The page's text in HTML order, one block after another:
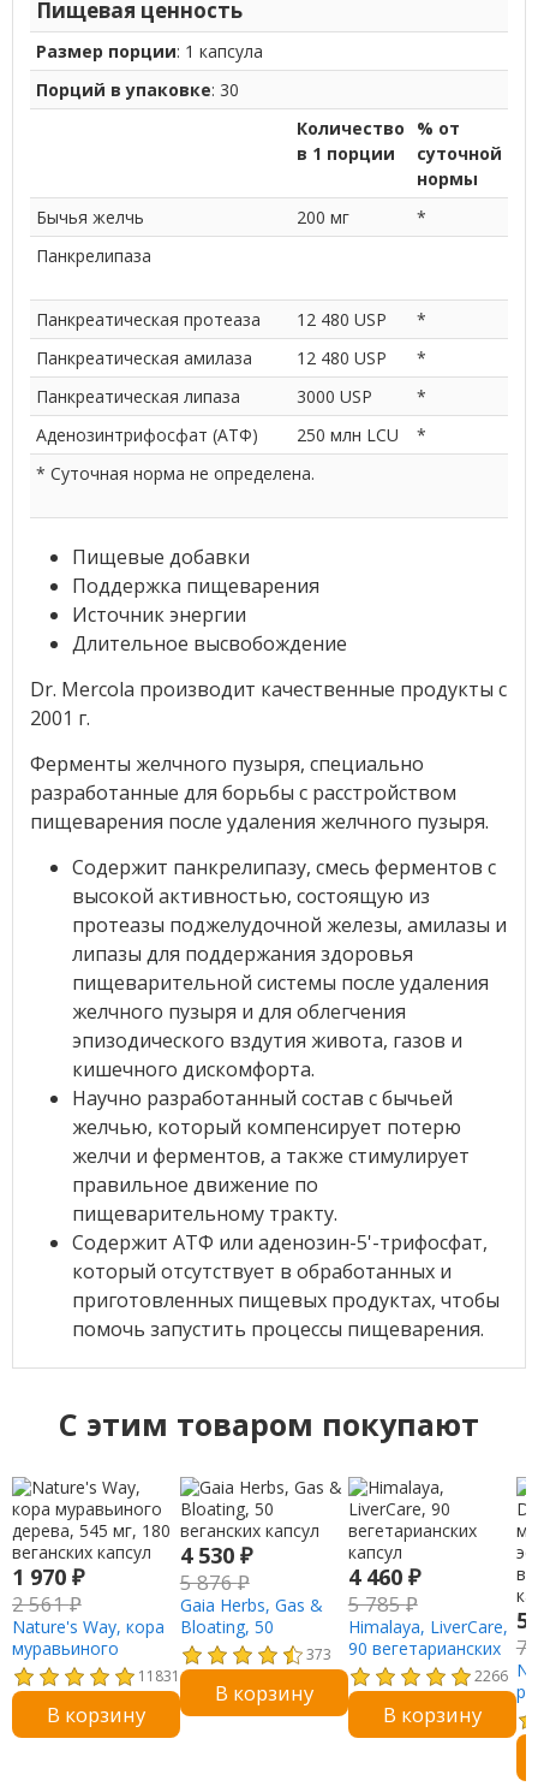
Пищевая ценность
Размер порции: 1 капсула
Порций в упаковке: 30
Количество
в 1 порции
% от
суточной
нормы
Бычья желчь
200 мг
*
Панкрелипаза
Панкреатическая протеаза 12 480 USP
*
Панкреатическая амилаза
12 480 USP
*
Панкреатическая липаза
3000 USP
*
Аденозинтрифосфат (АТФ)
250 млн LCU
*
* Суточная норма не определена.
Пищевые добавки
Поддержка пищеварения
Источник энергии
Длительное высвобождение
Dr. Mercola производит качественные продукты с
2001 г.
Ферменты желчного пузыря, специально
разработанные для борьбы с расстройством
пищеварения после удаления желчного пузыря.
Содержит панкрелипазу, смесь ферментов с
высокой активностью, состоящую из
протеазы поджелудочной железы, амилазы и
липазы для поддержания здоровья
пищеварительной системы после удаления
желчного пузыря и для облегчения
эпизодического вздутия живота, газов и
кишечного дискомфорта.
Научно разработанный состав с бычьей
желчью, который компенсирует потерю
желчи и ферментов, а также стимулирует
правильное движение по
пищеварительному тракту.
Содержит АТФ или аденозин-5'-трифосфат,
который отсутствует в обработанных и
приготовленных пищевых продуктах, чтобы
помочь запустить процессы пищеварения.
C этим товаром покупают
1 970 ₽
2 561₽
Nature's Way, кора
муравьиного
дерева, 545 мг, 180
веганских капсул
11831
В корзину
4 530 ₽
5 876₽
Gaia Herbs, Gas &
Bloating, 50
веганских капсул373
В корзину
4 460 ₽
5 785₽
Himalaya, LiverCare,
90 вегетарианских
капсул
2266
В корзину
5
7